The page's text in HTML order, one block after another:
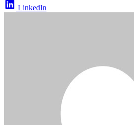
LinkedIn